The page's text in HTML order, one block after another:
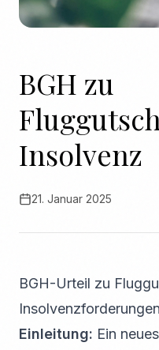
BGH zu
Insolvenz
21. Januar 2025
BGH-Urteil zu
Insolvenzforderungen
Einleitung: Ein